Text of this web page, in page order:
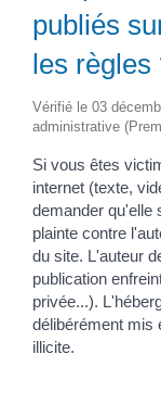
publiés
les règles
Vérifié le 03
administrative
Si vous êtes
internet (texte,
demander qu'elle
plainte contre
du site. L'auteur
publication
privée...).
délibérément mis
illicite.